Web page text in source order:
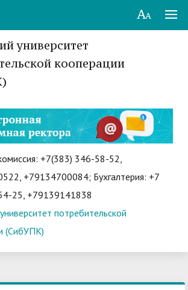
университет
кооперации
+7(383) 346-58-52,
+79134700084; Бухгалтерия: +7
25, +79139141838
потребительской
(СибУПК)